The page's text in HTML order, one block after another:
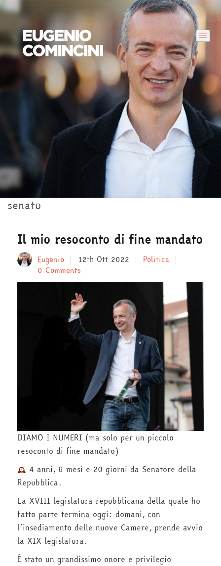
senato
Il mio resoconto di fine mandato
Eugenio 12th Ott 2022
Politica
0 Comments
DIAMO I NUMERI (ma solo per un piccolo
resoconto di fine mandato)
4 anni, 6 mesi e 20 giorni da Senatore della
Repubblica.
La XVIII legislatura repubblicana della quale ho
fatto parte termina oggi: domani, con
l’insediamento delle nuove Camere, prende avvio
la XIX legislatura.
È stato un grandissimo onore e privilegio